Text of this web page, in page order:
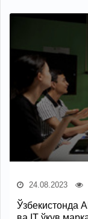
24.08.2023
Ўзбекистонда